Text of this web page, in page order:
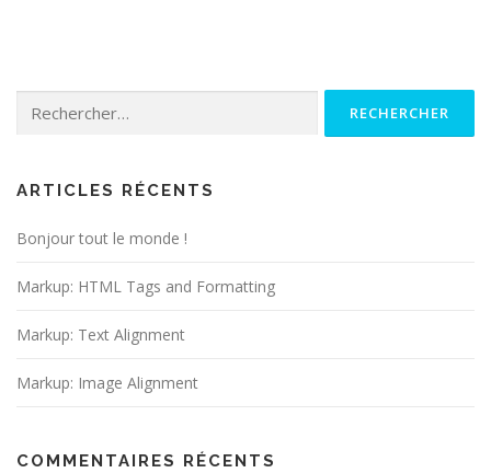
ARTICLES RÉCENTS
Bonjour tout le monde !
Markup: HTML Tags and Formatting
Markup: Text Alignment
Markup: Image Alignment
COMMENTAIRES RÉCENTS